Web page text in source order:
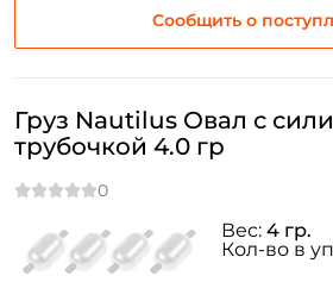
Сообщить о
Груз Nautilus Овал с
трубочкой 4.0 гр
Вес: 4 гр.
Кол-во в